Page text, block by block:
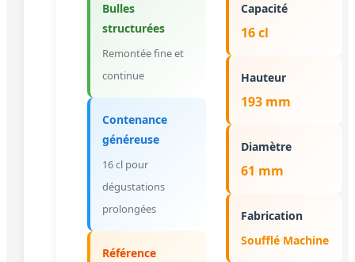
Bulles
structurées
Remontée fine et
continue
Contenance
généreuse
16 cl pour
dégustations
prolongées
Référence
Capacité
16 cl
Hauteur
193 mm
Diamètre
61 mm
Fabrication
Soufflé Machine